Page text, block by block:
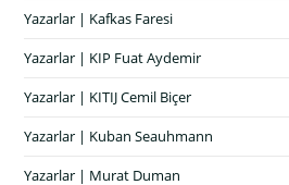
Yazarlar | Kafkas Faresi
Yazarlar | KIP Fuat Aydemir
Yazarlar | KITIJ Cemil Biçer
Yazarlar | Kuban Seauhmann
Yazarlar | Murat Duman